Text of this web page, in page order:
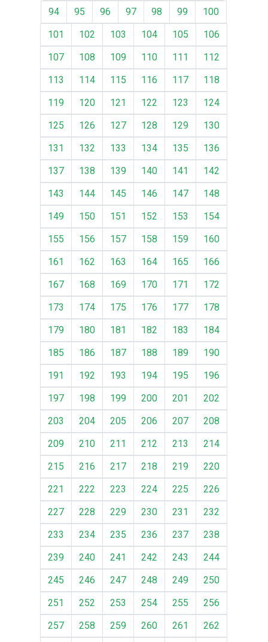
94
95 96 97 98 99
100
101
102 103 104 105
106
107
108 109 110 111
112
113
114 115 116 117
118
119
120 121 122 123
124
125
126 127 128 129
130
131
132 133 134 135
136
137
138 139 140 141
142
143
144 145 146 147
148
149
150 151 152 153
154
155
156 157 158 159
160
161
162 163 164 165
166
167
168 169 170 171
172
173
174 175 176 177
178
179
180 181 182 183
184
185
186 187 188 189
190
191
192 193 194 195
196
197
198 199 200 201
202
203
204 205 206 207
208
209
210 211 212 213
214
215
216 217 218 219
220
221
222 223 224 225
226
227
228 229 230 231
232
233
234 235 236 237
238
239
240 241 242 243
244
245
246 247 248 249
250
251
252 253 254 255
256
257
258 259 260 261
262